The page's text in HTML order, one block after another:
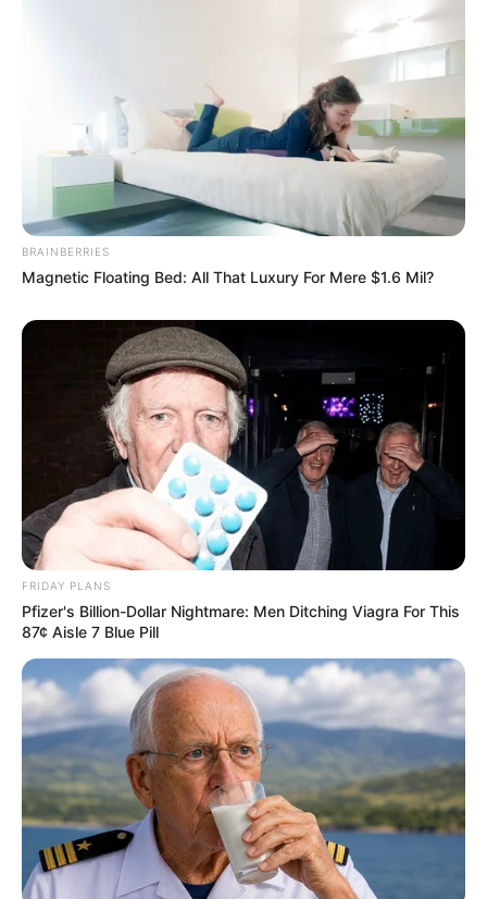
BRAINBERRIES
Magnetic Floating Bed: All That Luxury For Mere $1.6 Mil?
FRIDAY PLANS
Pfizer's Billion-Dollar Nightmare: Men Ditching Viagra For This
87¢ Aisle 7 Blue Pill